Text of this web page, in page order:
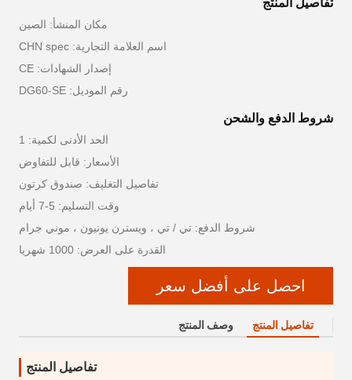
تفاصيل المنتج
مكان المنشأ: الصين
اسم العلامة التجارية: CHN spec
إصدار الشهادات: CE
رقم الموديل: DG60-SE
شروط الدفع والشحن
الحد الأدنى لكمية: 1
الأسعار: قابل للتفاوض
تفاصيل التغليف: صندوق كرتون
وقت التسليم: 5-7 أيام
شروط الدفع: تي / تي ، ويسترن يونيون ، موني جرام
القدرة على العرض: 1000 شهريا
احصل على أفضل سعر
تفاصيل المنتج وصف المنتج
تفاصيل المنتج